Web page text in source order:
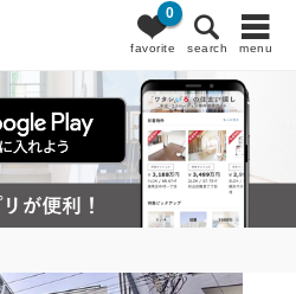
favorite
0
search menu